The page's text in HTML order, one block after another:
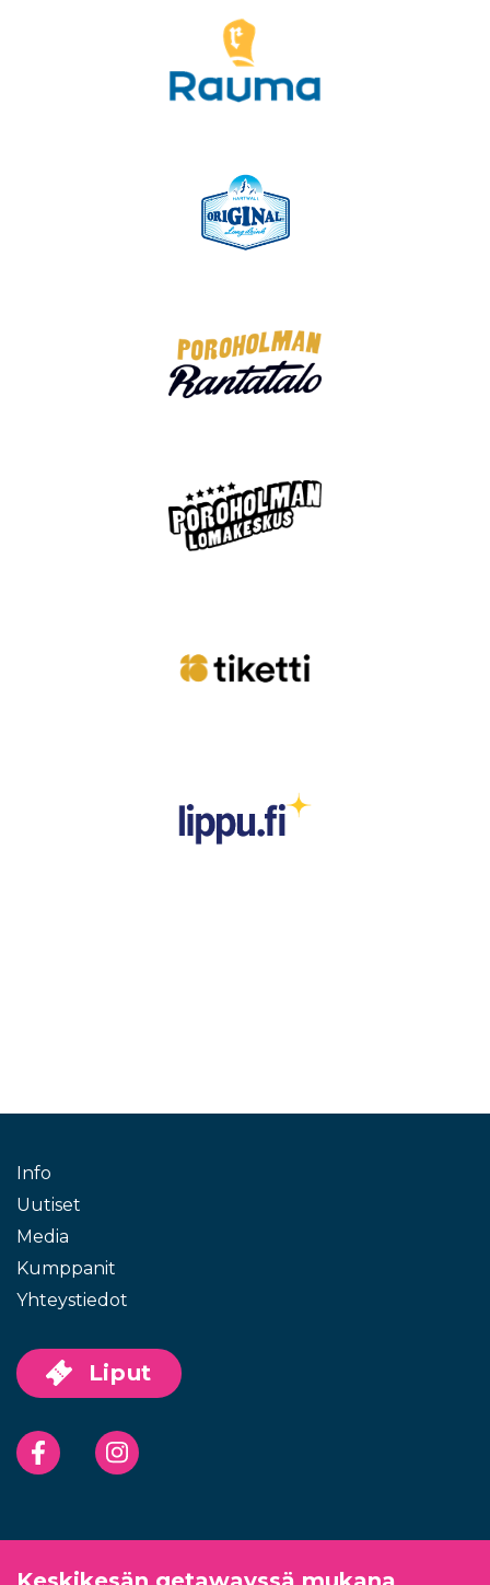
Info
Uutiset
Media
Kumppanit
Yhteystiedot
Liput
FacebookInstagram